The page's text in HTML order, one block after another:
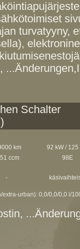
turvatyyny,
Schalter
km 92 kW / 125
ccm 98E
-
urban): 0,0/0,0/0,0 l/